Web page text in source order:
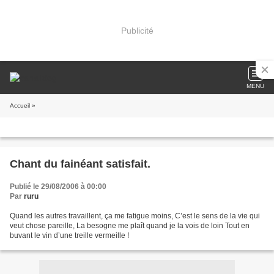
Publicité
MENU
Accueil »
Chant du fainéant satisfait.
Publié le 29/08/2006 à 00:00
Par ruru
Quand les autres travaillent, ça me fatigue moins, C’est le sens de la vie qui
veut chose pareille, La besogne me plaît quand je la vois de loin Tout en
buvant le vin d’une treille vermeille !